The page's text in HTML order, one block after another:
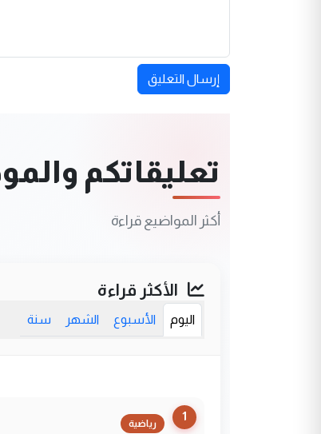
إرسال التعليق
تعليقاتكم
أكثر المواضيع قراءة
الأكثر قراءة
اليوم الأسبوع الشهر سنة
1
رياضية